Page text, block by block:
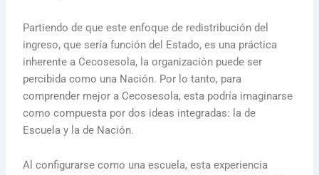
Partiendo de que este enfoque de redistribución del
ingreso, que sería función del Estado, es una práctica
inherente a Cecosesola, la organización puede ser
percibida como una Nación. Por lo tanto, para
comprender mejor a Cecosesola, esta podría imaginarse
como compuesta por dos ideas integradas: la de
Escuela y la de Nación.
Al configurarse como una escuela, esta experiencia